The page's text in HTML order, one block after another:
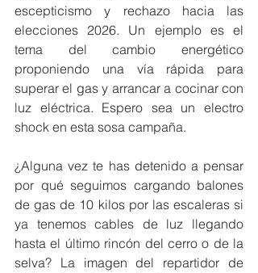
escepticismo y rechazo hacia las
elecciones 2026. Un ejemplo es el
tema del cambio energético
proponiendo una vía rápida para
superar el gas y arrancar a cocinar con
luz eléctrica. Espero sea un electro
shock en esta sosa campaña.
¿Alguna vez te has detenido a pensar
por qué seguimos cargando balones
de gas de 10 kilos por las escaleras si
ya tenemos cables de luz llegando
hasta el último rincón del cerro o de la
selva? La imagen del repartidor de